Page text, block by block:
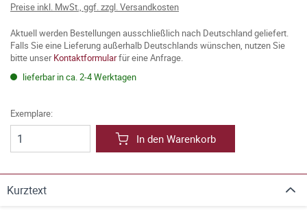
Preise inkl. MwSt., ggf. zzgl. Versandkosten
Aktuell werden Bestellungen ausschließlich nach Deutschland geliefert.
Falls Sie eine Lieferung außerhalb Deutschlands wünschen, nutzen Sie
bitte unserKontaktformularfür eine Anfrage.
lieferbar in ca. 2-4 Werktagen
Exemplare:
In den Warenkorb
Kurztext